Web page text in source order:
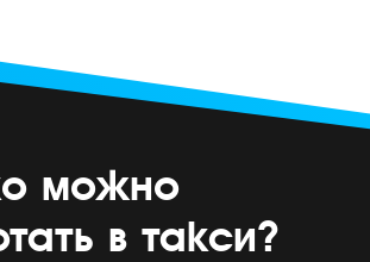
можно
в такси?